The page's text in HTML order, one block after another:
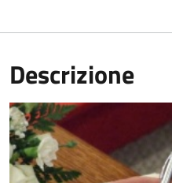
Descrizione